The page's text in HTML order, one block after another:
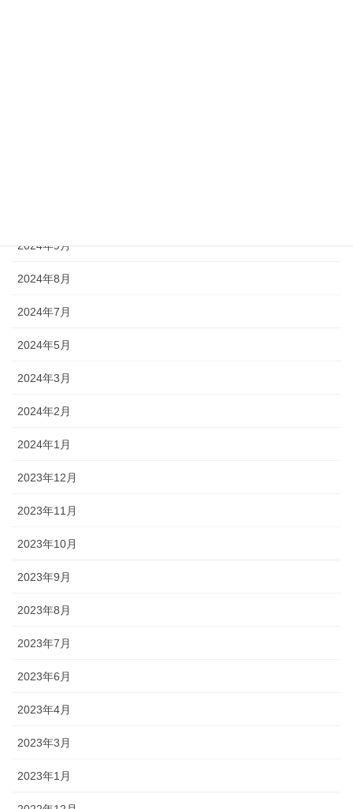
2024年9月
2024年8月
2024年7月
2024年5月
2024年3月
2024年2月
2024年1月
2023年12月
2023年11月
2023年10月
2023年9月
2023年8月
2023年7月
2023年6月
2023年4月
2023年3月
2023年1月